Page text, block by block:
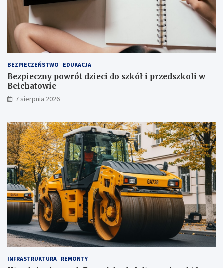
ż
u
ż
,
t
u
ż
BEZPIECZEŃSTWO EDUKACJA
Bezpieczny powrót dzieci do szkół i przedszkoli w
Bełchatowie
7 sierpnia 2026
INFRASTRUKTURA REMONTY